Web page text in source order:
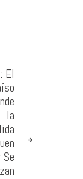
El
la